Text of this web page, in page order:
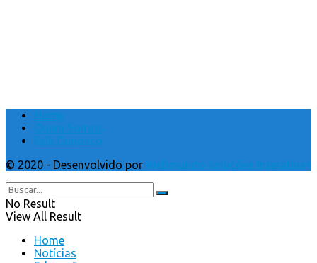
Home
Quem Somos
Fale Conosco
© 2020 - Desenvolvido por Webmundo soluções Interativas
No Result
View All Result
Home
Notícias